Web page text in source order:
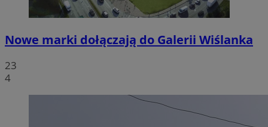
Nowe marki dołączają do Galerii Wiślanka
23
4